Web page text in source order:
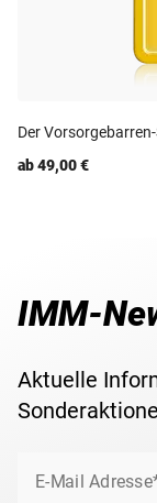
Der
ab 49,00 €
IMM-
Aktuelle
E-Mail